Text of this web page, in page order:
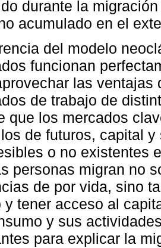
durante la
acumulado en el
del modelo
funcionan
las
de trabajo de
que los mercados
de futuros, capital
o no existentes
personas migran no
de por vida, sino
y tener acceso al
y sus
para explicar la